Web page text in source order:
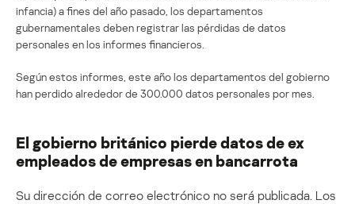
infancia) a fines del año pasado, los departamentos
gubernamentales deben registrar las pérdidas de datos
personales en los informes financieros.
Según estos informes, este año los departamentos del gobierno
han perdido alrededor de 300.000 datos personales por mes.
El gobierno británico pierde datos de ex
empleados de empresas en bancarrota
Su dirección de correo electrónico no será publicada. Los